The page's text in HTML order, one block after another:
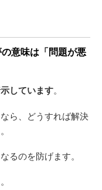
意味は「問題が悪
しています。
ら、どうすれば解決
るのを防げます。